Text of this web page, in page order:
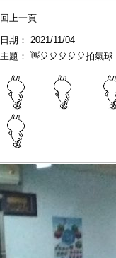
回上一頁
日期： 2021/11/04
主題： 👋🎈🎈🎈🎈🎈拍氣